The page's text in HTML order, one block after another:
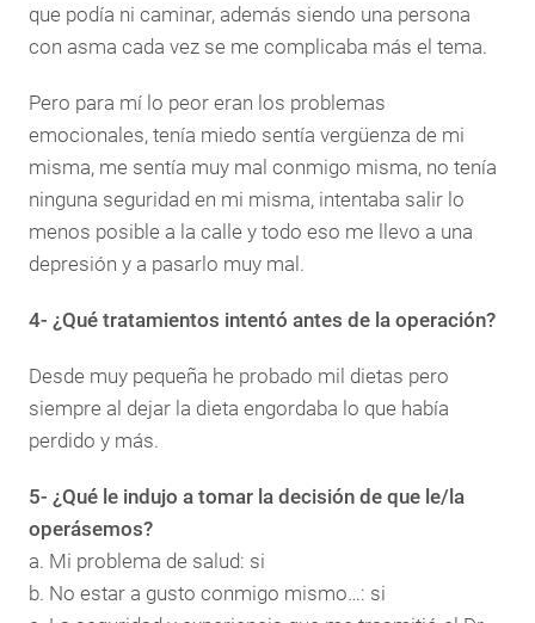
que podía ni caminar, además siendo una persona
con asma cada vez se me complicaba más el tema.
Pero para mí lo peor eran los problemas
emocionales, tenía miedo sentía vergüenza de mi
misma, me sentía muy mal conmigo misma, no tenía
ninguna seguridad en mi misma, intentaba salir lo
menos posible a la calle y todo eso me llevo a una
depresión y a pasarlo muy mal.
4- ¿Qué tratamientos intentó antes de la operación?
Desde muy pequeña he probado mil dietas pero
siempre al dejar la dieta engordaba lo que había
perdido y más.
5- ¿Qué le indujo a tomar la decisión de que le/la
operásemos?
a. Mi problema de salud: si
b. No estar a gusto conmigo mismo…: si